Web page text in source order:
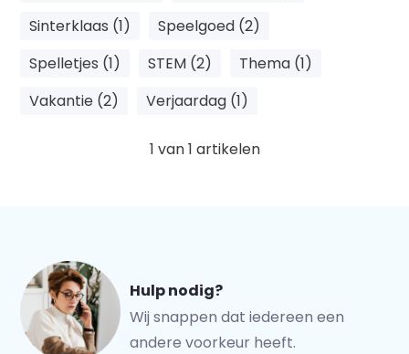
Sinterklaas (1)
Speelgoed (2)
Spelletjes (1)
STEM (2)
Thema (1)
Vakantie (2)
Verjaardag (1)
1 van1 artikelen
Hulp nodig?
Wij snappen dat iedereen een
andere voorkeur heeft.